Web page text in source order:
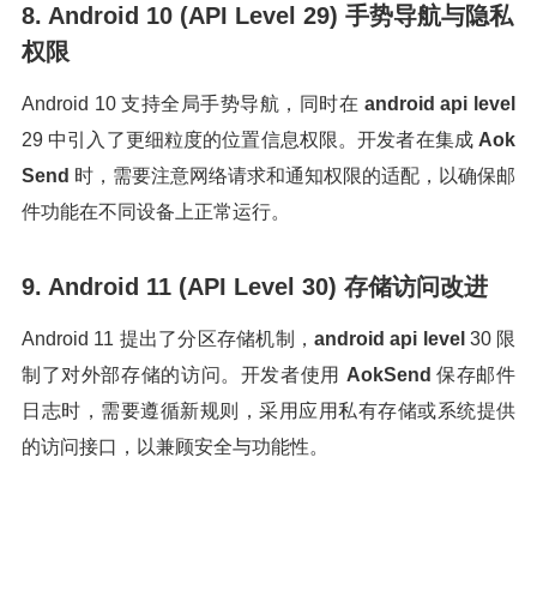
8. Android 10 (API Level 29) 手势导航与隐私
权限
Android 10 支持全局手势导航，同时在 android api level
29 中引入了更细粒度的位置信息权限。开发者在集成 Aok
Send 时，需要注意网络请求和通知权限的适配，以确保邮
件功能在不同设备上正常运行。
9. Android 11 (API Level 30) 存储访问改进
Android 11 提出了分区存储机制， android api level 30 限
制了对外部存储的访问。开发者使用 AokSend 保存邮件
日志时，需要遵循新规则，采用应用私有存储或系统提供
的访问接口，以兼顾安全与功能性。